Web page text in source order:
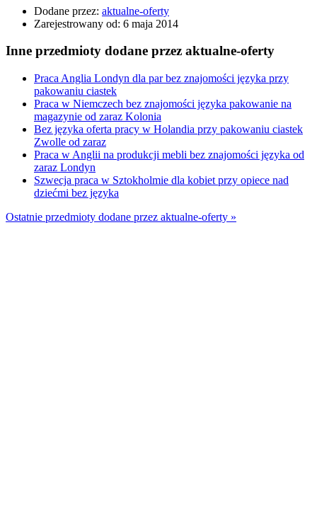
Dodane przez: aktualne-oferty
Zarejestrowany od: 6 maja 2014
Inne przedmioty dodane przez aktualne-oferty
Praca Anglia Londyn dla par bez znajomości języka przy
pakowaniu ciastek
Praca w Niemczech bez znajomości języka pakowanie na
magazynie od zaraz Kolonia
Bez języka oferta pracy w Holandia przy pakowaniu ciastek
Zwolle od zaraz
Praca w Anglii na produkcji mebli bez znajomości języka od
zaraz Londyn
Szwecja praca w Sztokholmie dla kobiet przy opiece nad
dziećmi bez języka
Ostatnie przedmioty dodane przez aktualne-oferty »